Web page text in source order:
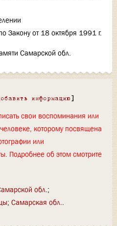
Закону от 18 октября 1991 г.
Самарской обл.
информацию ]
свои воспоминания или
которому посвящена
или
Подробнее об этом смотрите
обл.
Самарская обл.